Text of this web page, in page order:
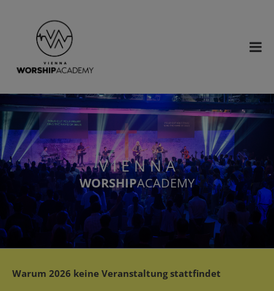
V I E N N A
WORSHIPACADEMY
Warum 2026 keine Veranstaltung stattfindet